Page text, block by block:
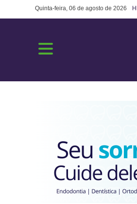
Quinta-feira, 06 de agosto de 2026